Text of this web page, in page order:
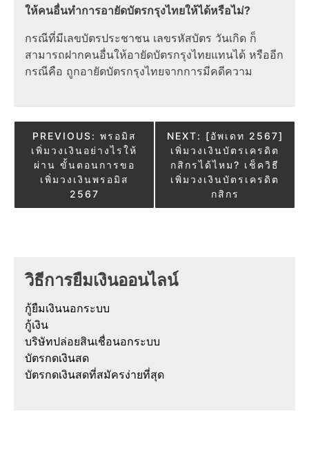
ให้คนอื่นทำการอายัดบัตรกรุงไทยให้ได้หรือไม่?
กรณีที่มีเลขบัตรประชาชน เลขรหัสบัตร วันเกิด ก็
สามารถฝากคนอื่นให้อายัดบัตรกรุงไทยแทนได้ หรืออีก
กรณีคือ ถูกอายัดบัตรกรุงไทยจากการมีคดีความ
Post
navigation
PREVIOUS: พรอมิส
เพิ่มวงเงินอย่างไรให้
ผ่าน ขั้นตอนการขอ
เพิ่มวงเงินพรอมิส
2567
NEXT: [อัพเดท 2567]
เพิ่มวงเงินบัตรเครดิต
กสิกรได้ไหม? เช็ควิธี
เพิ่มวงเงินบัตรเครดิต
กสิกร
วิธีการยืมเงินออนไลน์
กู้ยืมเงินนอกระบบ
กู้เงิน
บริษัทปล่อยสินเชื่อนอกระบบ
บัตรกดเงินสด
บัตรกดเงินสดที่สมัครง่ายที่สุด